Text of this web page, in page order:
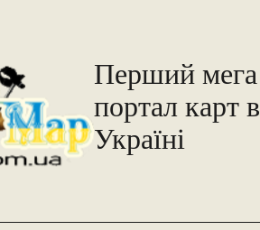
Перший мега
портал карт в
Україні